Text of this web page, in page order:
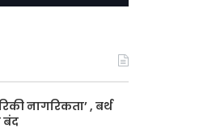
नागरिकता’ , बर्थ
बंद